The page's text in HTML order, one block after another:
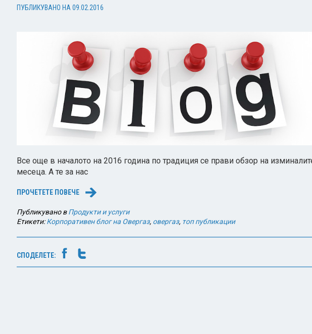
ПУБЛИКУВАНО НА 09.02.2016
Все още в началото на 2016 година по традиция се прави обзор на
месеца. А те за нас
ПРОЧЕТЕТЕ ПОВЕЧЕ →
Публикувано вПродукти и услуги
Етикети:Корпоративен блог на Овергаз, овергаз, топ публикации
СПОДЕЛЕТЕ: